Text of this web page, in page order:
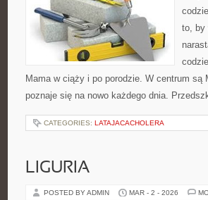
to, by
Mama w ciąży i po porodzie. W centrum
poznaje się na nowo każdego dnia.
CATEGORIES: LATAJACACHOLERA
LIGURIA
POSTED BY ADMIN MAR - 2 - 2026